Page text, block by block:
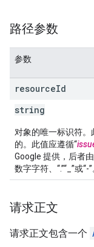
路径参数
参数
resourceId
string
对象的唯一标识符。
的。此值应遵循“
Google 提供，后者
数字字符、“.”“_”或“-”
请求正文
请求正文包含一个